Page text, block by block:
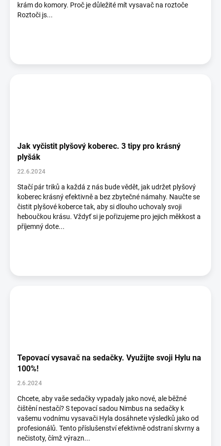
krám do komory. Proč je důležité mít vysavač na roztoče
Roztoči js...
Jak vyčistit plyšový koberec. 3 tipy pro krásný
plyšák
22.6.2024
Stačí pár triků a každá z nás bude vědět, jak udržet plyšový
koberec krásný efektivně a bez zbytečné námahy. Naučte se
čistit plyšové koberce tak, aby si dlouho uchovaly svoji
heboučkou krásu. Vždyť si je pořizujeme pro jejich měkkost a
příjemný dote...
Tepovací vysavač na sedačky. Využijte svoji Hylu na
100%!
2.6.2024
Chcete, aby vaše sedačky vypadaly jako nové, ale běžné
čištění nestačí? S tepovací sadou Nimbus na sedačky k
vašemu vodnímu vysavači Hyla dosáhnete výsledků jako od
profesionálů. Tento příslušenství efektivně odstraní skvrny a
nečistoty, čímž výrazn...